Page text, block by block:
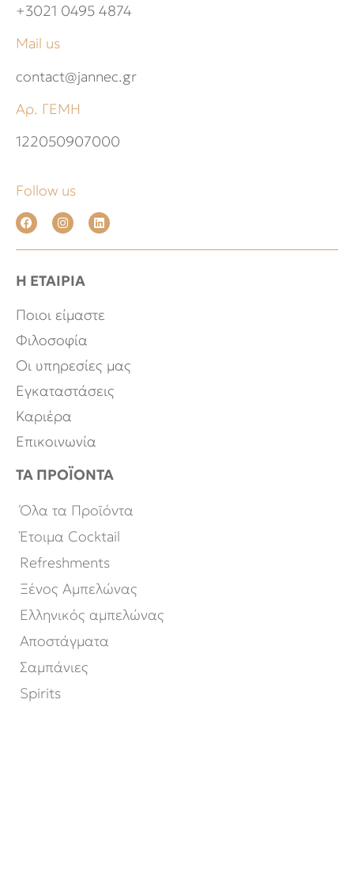
+3021 0495 4874
Mail us
contact@jannec.gr
Αρ. ΓΕΜΗ
122050907000
Follow us
Η ΕΤΑΙΡΙΑ
Ποιοι είμαστε
Φιλοσοφία
Οι υπηρεσίες μας
Εγκαταστάσεις
Καριέρα
Επικοινωνία
ΤΑ ΠΡΟΪΟΝΤΑ
Όλα τα Προϊόντα
Έτοιμα Cocktail
Refreshments
Ξένος Αμπελώνας
Ελληνικός αμπελώνας
Αποστάγματα
Σαμπάνιες
Spirits